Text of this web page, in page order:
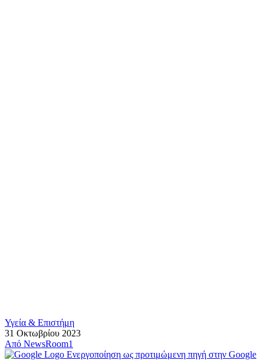
Υγεία & Επιστήμη
31 Οκτωβρίου 2023
Από NewsRoom1
Ενεργοποίηση ως προτιμώμενη πηγή στην Google